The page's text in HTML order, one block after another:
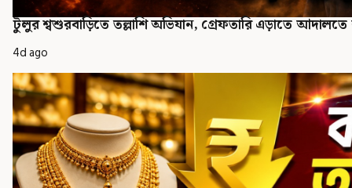
টুলুর শ্বশুরবাড়িতে তল্লাশি অভিযান, গ্রেফতারি এড়াতে
4d ago